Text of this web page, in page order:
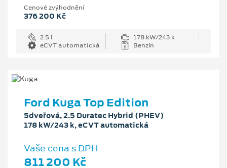
Cenové zvýhodnění
376 200 Kč
2.5 l
178 kW/243 k
eCVT automatická
Benzín
Ford Kuga Top Edition
5dveřová, 2.5 Duratec Hybrid (PHEV)
178 kW/243 k, eCVT automatická
Vaše cena s DPH
811 200 Kč